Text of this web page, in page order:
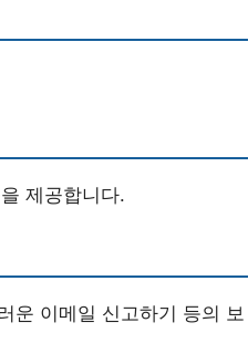
제공합니다.
운 이메일 신고하기 등의 보